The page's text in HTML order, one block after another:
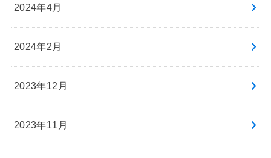
2024年4月
2024年2月
2023年12月
2023年11月